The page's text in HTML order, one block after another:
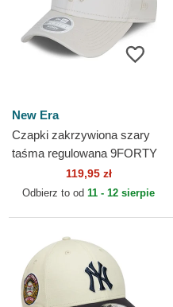
New Era
Czapki zakrzywiona szary
taśma regulowana 9FORTY
Tonal New York Yankees
MLB New Era
119,95 zł
Odbierz to od 11 - 12 sierpie